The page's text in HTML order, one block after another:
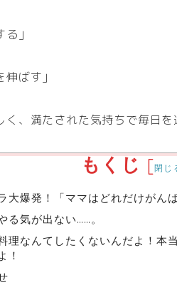
」
ばす」
、満たされた気持ちで毎日を
もくじ [閉じ
大爆発！「ママはどれだけがん
る気が出ない……。
理なんてしたくないんだよ！本
！